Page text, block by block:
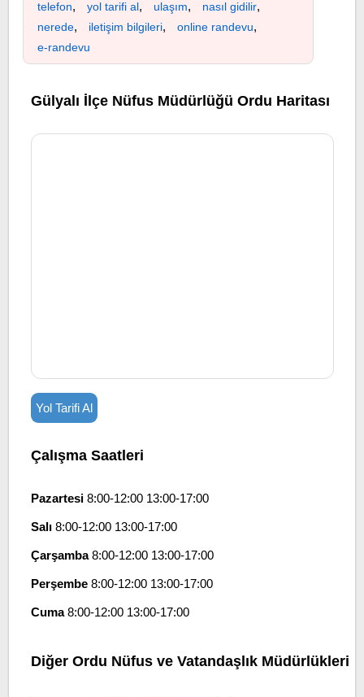
telefon, yol tarifi al, ulaşım, nasıl gidilir,
nerede, iletişim bilgileri, online randevu,
e-randevu
Gülyalı İlçe Nüfus Müdürlüğü Ordu Haritası
Yol Tarifi Al
Çalışma Saatleri
Pazartesi8:00-12:00 13:00-17:00
Salı8:00-12:00 13:00-17:00
Çarşamba8:00-12:00 13:00-17:00
Perşembe8:00-12:00 13:00-17:00
Cuma8:00-12:00 13:00-17:00
Diğer Ordu Nüfus ve Vatandaşlık Müdürlükleri